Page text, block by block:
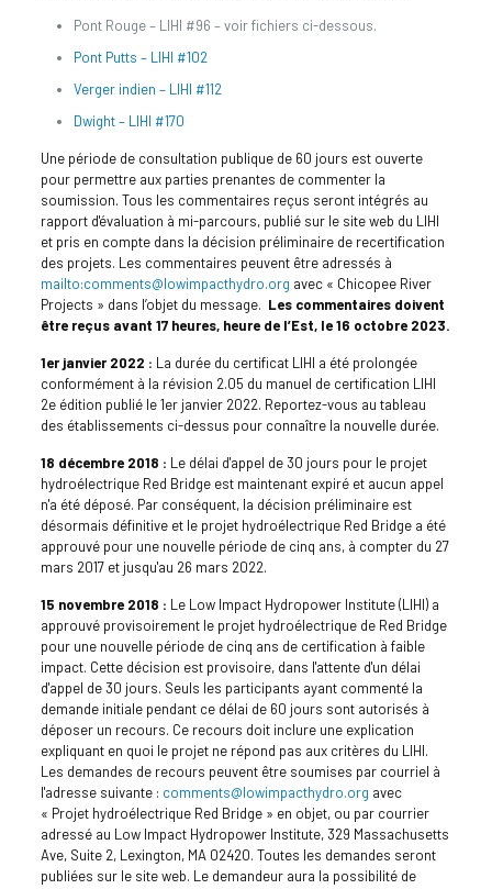
Pont Rouge – LIHI #96 – voir fichiers ci-dessous.
Pont Putts – LIHI #102
Verger indien – LIHI #112
Dwight – LIHI #170
Une période de consultation publique de 60 jours est ouverte
pour permettre aux parties prenantes de commenter la
soumission. Tous les commentaires reçus seront intégrés au
rapport d'évaluation à mi-parcours, publié sur le site web du LIHI
et pris en compte dans la décision préliminaire de recertification
des projets. Les commentaires peuvent être adressés à
mailto:comments@lowimpacthydro.org avec « Chicopee River
Projects » dans l’objet du message. Les commentaires doivent
être reçus avant 17 heures, heure de l’Est, le 16 octobre 2023.
1er janvier 2022 : La durée du certificat LIHI a été prolongée
conformément à la révision 2.05 du manuel de certification LIHI
2e édition publié le 1er janvier 2022. Reportez-vous au tableau
des établissements ci-dessus pour connaître la nouvelle durée.
18 décembre 2018 : Le délai d'appel de 30 jours pour le projet
hydroélectrique Red Bridge est maintenant expiré et aucun appel
n'a été déposé. Par conséquent, la décision préliminaire est
désormais définitive et le projet hydroélectrique Red Bridge a été
approuvé pour une nouvelle période de cinq ans, à compter du 27
mars 2017 et jusqu'au 26 mars 2022.
15 novembre 2018 : Le Low Impact Hydropower Institute (LIHI) a
approuvé provisoirement le projet hydroélectrique de Red Bridge
pour une nouvelle période de cinq ans de certification à faible
impact. Cette décision est provisoire, dans l'attente d'un délai
d'appel de 30 jours. Seuls les participants ayant commenté la
demande initiale pendant ce délai de 60 jours sont autorisés à
déposer un recours. Ce recours doit inclure une explication
expliquant en quoi le projet ne répond pas aux critères du LIHI.
Les demandes de recours peuvent être soumises par courriel à
l'adresse suivante : comments@lowimpacthydro.org avec
« Projet hydroélectrique Red Bridge » en objet, ou par courrier
adressé au Low Impact Hydropower Institute, 329 Massachusetts
Ave, Suite 2, Lexington, MA 02420. Toutes les demandes seront
publiées sur le site web. Le demandeur aura la possibilité de